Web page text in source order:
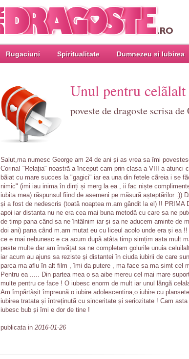
Rugaciuni Spiritualitate Dumnezeu si Iubirea
Unul pentru celãlalt
poveste de dragoste scrisa de
Salut,ma numesc George am 24 de ani și as vrea sa îmi
Corina! "Relația" noastrã a început cam prin clasa a VIII a atunci
bãiat cu mare succes la "gagici" iar ea una din fetele cãreia i se
nimic" (imi iau inima în dinți și merg la ea , ii fac niște
iubita mea) rãspunsul fiind de asemeni pe mãsurã așteptãrilor :))
și a fost de nedescris (toatã noaptea m.am gândit la el) !!
apoi iar distanta nu ne era cea mai buna metodã cu care sa ne
de timp pana când sa ne întâlnim iar și sa ne aducem aminte de
doi ani) pana când m.am mutat eu cu liceul acolo unde era și ea
ce e mai nebunesc e ca acum dupã atâta timp simțim asta mult
peste multe dar am învãțat sa ne completam golurile unuia
iar acum au ajuns sa reziste și distantei în ciuda iubirii de care
parca ma aflu în alt film , îmi da putere , ma face sa ma simt cel
Pentru ea ..... Din partea mea o sa aibe mereu cel mai mare
multe pentru ce face ! O iubesc enorm de mult iar unul lângã
Am împãrtãșit împreunã o iubire adolescentina,o iubire cu
iubirea tratata și întreținutã cu sinceritate și seriozitate ! Cam
iubesc bub și îmi e dor de tine !
publicata in 2016-01-26